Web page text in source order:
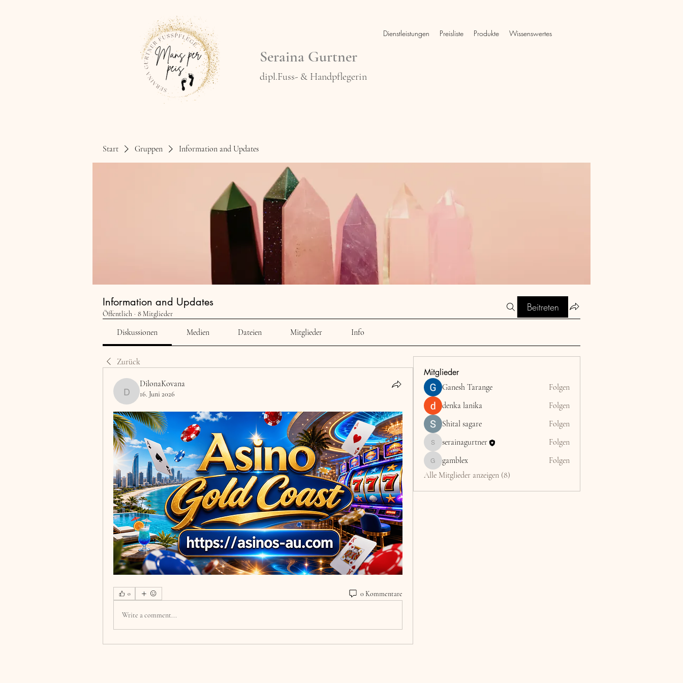
Dienstleistungen Preisliste Produkte Wissenswertes
Seraina Gurtner
dipl.Fuss- & Handpflegerin
Start Gruppen Information and Updates
Information and Updates
Öffentlich · 8 Mitglieder
Beitreten
Diskussionen Medien Dateien Mitglieder Info
Zurück
DilonaKovana
DilonaKovana
16. Juni 2026
0 0 Kommentare
Write a comment...
Mitglieder
Ganesh Tarange
Folgen
denka lanika
Folgen
Shital sagare
Folgen
serainagurtner
serainagurtner Folgen
gamblex
gamblex
Folgen
Alle Mitglieder anzeigen (8)